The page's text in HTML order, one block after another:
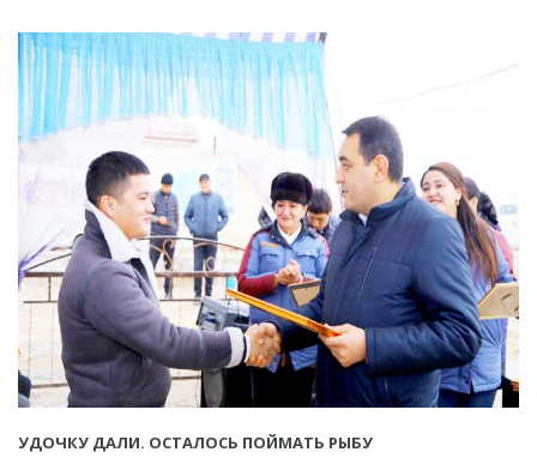
УДОЧКУ ДАЛИ. ОСТАЛОСЬ ПОЙМАТЬ РЫБУ